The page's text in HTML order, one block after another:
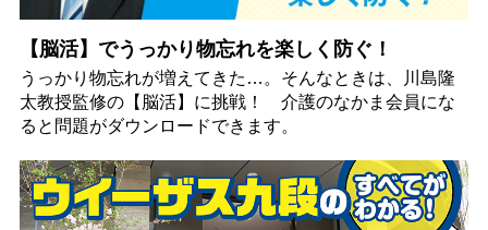
【脳活】でうっかり物忘れを楽しく防ぐ！
うっかり物忘れが増えてきた…。そんなときは、川島隆
太教授監修の【脳活】に挑戦！ 介護のなかま会員にな
ると問題がダウンロードできます。